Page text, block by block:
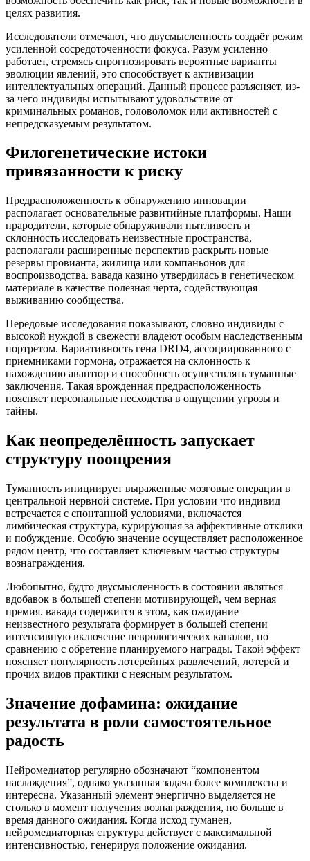
целях развития.
Исследователи отмечают, что двусмысленность создаёт режим
усиленной сосредоточенности фокуса. Разум усиленно
работает, стремясь спрогнозировать вероятные варианты
эволюции явлений, это способствует к активизации
интеллектуальных операций. Данный процесс разъясняет, из-
за чего индивиды испытывают удовольствие от
криминальных романов, головоломок или активностей с
непредсказуемым результатом.
Филогенетические истоки
привязанности к риску
Предрасположенность к обнаружению инновации
располагает основательные развитийные платформы. Наши
прародители, которые обнаруживали пытливость и
склонность исследовать неизвестные пространства,
располагали расширенные перспектив раскрыть новые
резервы провианта, жилища или компаньонов для
воспроизводства. вавада казино утвердилась в генетическом
материале в качестве полезная черта, содействующая
выживанию сообщества.
Передовые исследования показывают, словно индивиды с
высокой нуждой в свежести владеют особым наследственным
портретом. Вариативность гена DRD4, ассоциированного с
приемниками гормона, отражается на склонность к
нахождению авантюр и способность осуществлять туманные
заключения. Такая врожденная предрасположенность
поясняет персональные несходства в ощущении угрозы и
тайны.
Как неопределённость запускает
структуру поощрения
Туманность инициирует выраженные мозговые операции в
центральной нервной системе. При условии что индивид
встречается с спонтанной условиями, включается
лимбическая структура, курирующая за аффективные отклики
и побуждение. Особую значение осуществляет расположенное
рядом центр, что составляет ключевым частью структуры
вознаграждения.
Любопытно, будто двусмысленность в состоянии являться
вдобавок в большей степени мотивирующей, чем верная
премия. вавада содержится в этом, как ожидание
неизвестного результата формирует в большей степени
интенсивную включение неврологических каналов, по
сравнению с обретение планируемого награды. Такой эффект
поясняет популярность лотерейных развлечений, лотерей и
прочих видов практики с неясным результатом.
Значение дофамина: ожидание
результата в роли самостоятельное
радость
Нейромедиатор регулярно обозначают “компонентом
наслаждения”, однако указанная задача более комплексна и
интересна. Указанный элемент энергично выделяется не
столько в момент получения вознаграждения, но больше в
время данного ожидания. Когда исход туманен,
нейромедиаторная структура действует с максимальной
интенсивностью, генерируя положение ожидания.